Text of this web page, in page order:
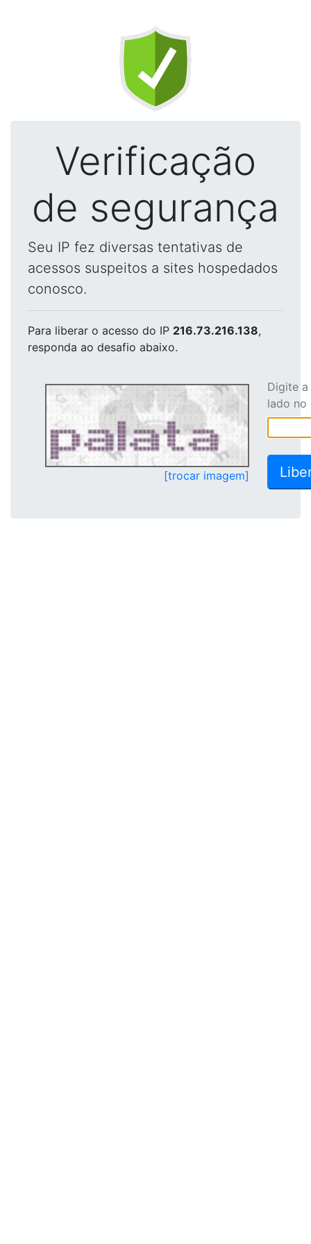
Verificação
de segurança
Seu IP fez diversas tentativas de
acessos suspeitos a sites hospedados
conosco.
Para liberar o acesso do IP 216.73.216.138,
responda ao desafio abaixo.
[trocar imagem]
Digite
lado no